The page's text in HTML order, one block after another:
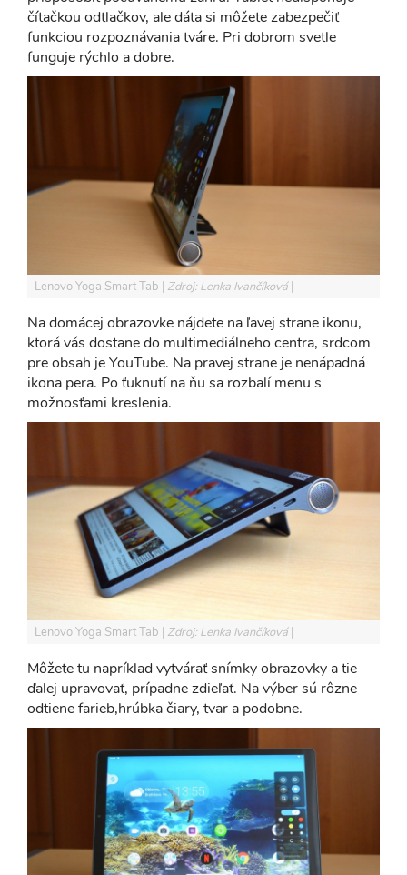
čítačkou odtlačkov, ale dáta si môžete zabezpečiť
funkciou rozpoznávania tváre. Pri dobrom svetle
funguje rýchlo a dobre.
Lenovo Yoga Smart Tab Zdroj: Lenka Ivančíková
Na domácej obrazovke nájdete na ľavej strane ikonu,
ktorá vás dostane do multimediálneho centra, srdcom
pre obsah je YouTube. Na pravej strane je nenápadná
ikona pera. Po ťuknutí na ňu sa rozbalí menu s
možnosťami kreslenia.
Lenovo Yoga Smart Tab Zdroj: Lenka Ivančíková
Môžete tu napríklad vytvárať snímky obrazovky a tie
ďalej upravovať, prípadne zdieľať. Na výber sú rôzne
odtiene farieb,hrúbka čiary, tvar a podobne.